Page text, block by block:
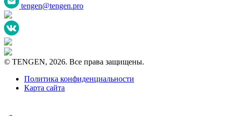
tengen@tengen.pro
© TENGEN, 2026. Все права защищены.
Политика конфиденциальности
Карта сайта